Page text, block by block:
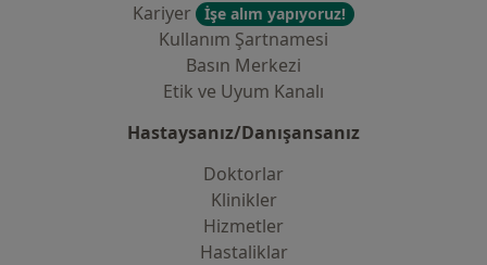
Kariyer
İşe alım yapıyoruz!
Kullanım Şartnamesi
Basın Merkezi
Etik ve Uyum Kanalı
Hastaysanız/Danışansanız
Doktorlar
Klinikler
Hizmetler
Hastaliklar